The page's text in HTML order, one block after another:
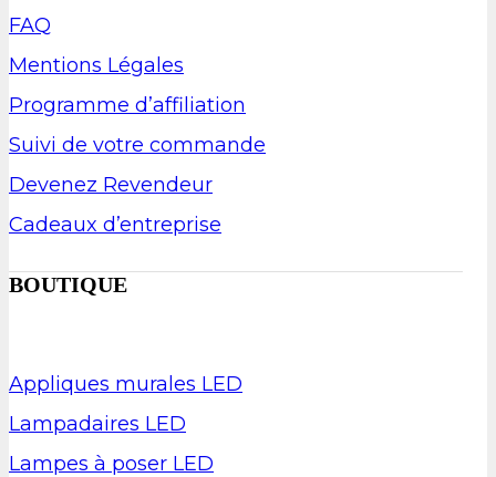
FAQ
Mentions Légales
Programme d’affiliation
Suivi de votre commande
Devenez Revendeur
Cadeaux d’entreprise
BOUTIQUE
Appliques murales LED
Lampadaires LED
Lampes à poser LED